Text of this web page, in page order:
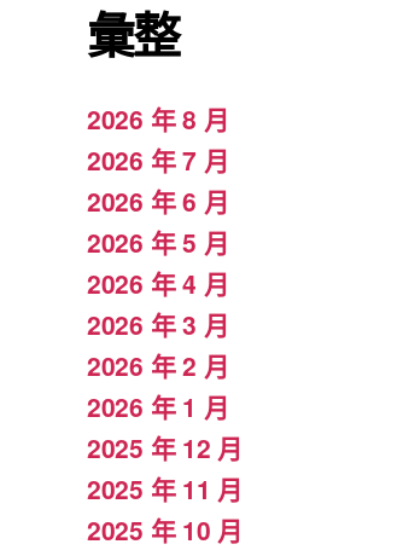
彙整
2026 年 8 月
2026 年 7 月
2026 年 6 月
2026 年 5 月
2026 年 4 月
2026 年 3 月
2026 年 2 月
2026 年 1 月
2025 年 12 月
2025 年 11 月
2025 年 10 月